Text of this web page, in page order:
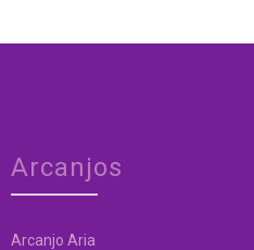
Arcanjos
Arcanjo Aria